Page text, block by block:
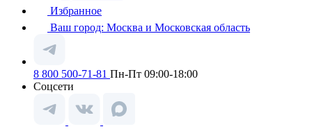
Избранное
Ваш город: Москва и Московская область
8 800 500-71-81 Пн-Пт 09:00-18:00
Соцсети